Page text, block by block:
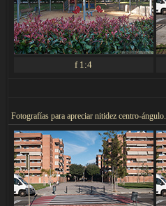
f 1:4
Fotografías para apreciar nitidez centro-ángulo.